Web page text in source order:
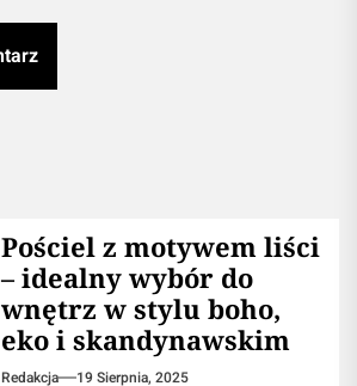
Pościel z motywem liści
– idealny wybór do
wnętrz w stylu boho,
eko i skandynawskim
Redakcja 19 Sierpnia, 2025